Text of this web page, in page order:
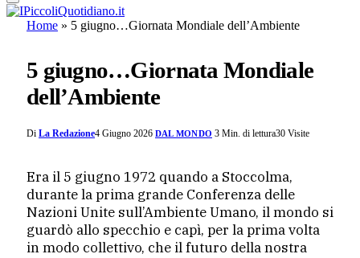
Home » 5 giugno…Giornata Mondiale dell’Ambiente
5 giugno…Giornata Mondiale
dell’Ambiente
Di La Redazione4 Giugno 2026 DAL MONDO 3 Min. di lettura30 Visite
Era il 5 giugno 1972 quando a Stoccolma,
durante la prima grande Conferenza delle
Nazioni Unite sull’Ambiente Umano, il mondo si
guardò allo specchio e capì, per la prima volta
in modo collettivo, che il futuro della nostra